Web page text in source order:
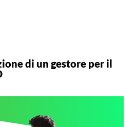
di un gestore per il